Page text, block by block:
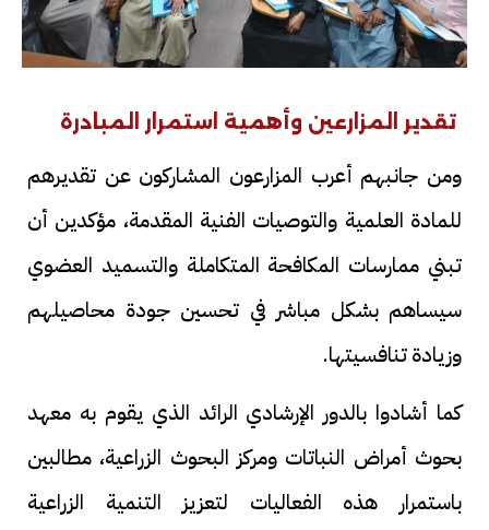
تقدير المزارعين وأهمية استمرار المبادرة
ومن جانبهم أعرب المزارعون المشاركون عن تقديرهم
للمادة العلمية والتوصيات الفنية المقدمة، مؤكدين أن
تبني ممارسات المكافحة المتكاملة والتسميد العضوي
سيساهم بشكل مباشر في تحسين جودة محاصيلهم
وزيادة تنافسيتها.
كما أشادوا بالدور الإرشادي الرائد الذي يقوم به معهد
بحوث أمراض النباتات ومركز البحوث الزراعية، مطالبين
باستمرار هذه الفعاليات لتعزيز التنمية الزراعية